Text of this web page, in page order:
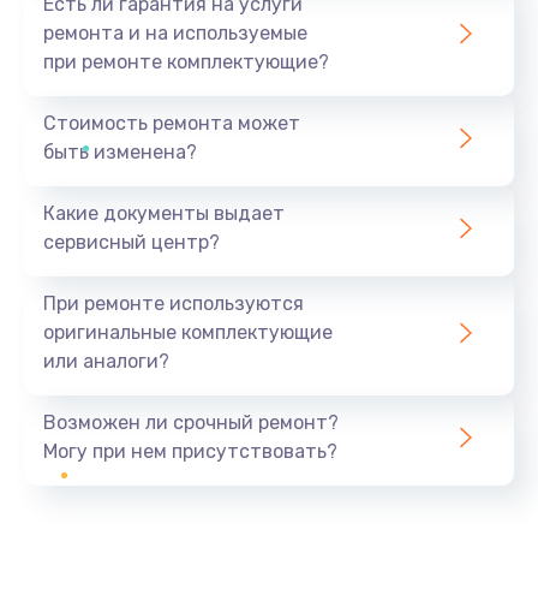
ремонта и на используемые
при ремонте комплектующие?
Стоимость ремонта может
быть изменена?
Какие документы выдает
сервисный центр?
При ремонте используются
оригинальные комплектующие
или аналоги?
Возможен ли срочный ремонт?
Могу при нем присутствовать?